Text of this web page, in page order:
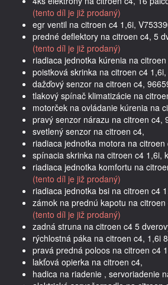
(tento díl je již prodaný)
egr ventil na citroen c4 1,6i,
predné deflektory na citroen c4, 5
(tento díl je již prodaný)
riadiaca jednotka kúrenia na
poistková skrinka na citroen c4
dažďový senzor na citroen c4,
tlakový spínač klimatizácie na
motorček na ovládanie kúrenia na
pravý senzor nárazu na citroen c4,
svetlený senzor na citroen c4,
riadiaca jednotka motora na
spínacia skrinka na citroen c4 1,6i,
riadiaca jednotka komfortu na
(tento díl je již prodaný)
riadiaca jednotka bsi na citroen c4
zámok na prednú kapotu na citroen
(tento díl je již prodaný)
zadná struna na citroen c4 5
rýchlostná páka na citroen c4, 1,6i
pravá predná poloos na citroen c4
lakťová opierka na citroen c4,
hadica na riadenie , servoriadenie